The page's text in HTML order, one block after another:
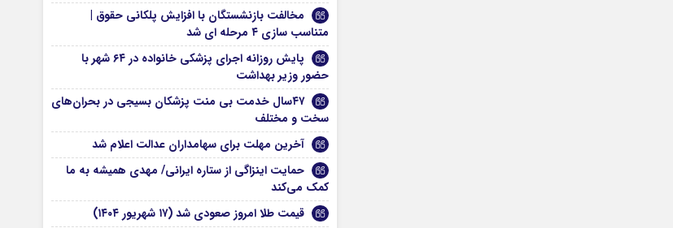
مخالفت بازنشستگان با افزایش پلکانی حقوق |
متناسب سازی ۴ مرحله ای شد
پایش روزانه اجرای پزشکی خانواده در ۶۴ شهر با
حضور وزیر بهداشت
۴۷سال خدمت بی منت پزشکان بسیجی در بحران‌های
سخت و مختلف
آخرین مهلت برای سهامداران عدالت اعلام شد
حمایت اینزاگی از ستاره ایرانی/ مهدی همیشه به ما
کمک می‌کند
قیمت طلا امروز صعودی شد (۱۷ شهریور ۱۴۰۴)